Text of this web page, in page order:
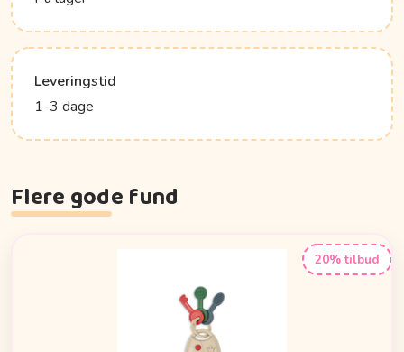
Leveringstid
1-3 dage
Flere gode fund
20% tilbud